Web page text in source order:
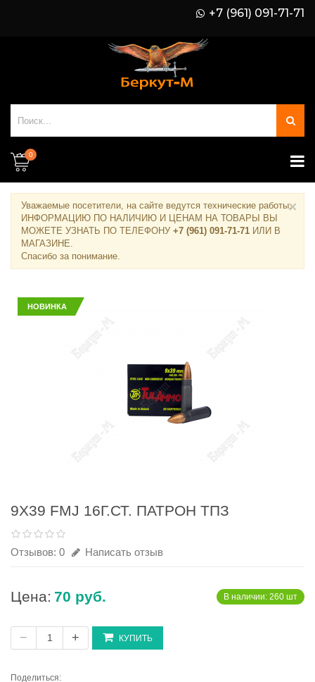
+7 (961) 091-71-71
0
Уважаемые посетители, на сайте ведутся технические работы.
ИНФОРМАЦИЮ ПО НАЛИЧИЮ И ЦЕНАМ НА ТОВАРЫ ВЫ
МОЖЕТЕ УЗНАТЬ ПО ТЕЛЕФОНУ +7 (961) 091-71-71 ИЛИ В
МАГАЗИНЕ.
Спасибо за понимание.
×
НОВИНКА
9Х39 FMJ 16Г.СТ. ПАТРОН ТПЗ
Отзывов: 0 Написать отзыв
Цена: 70 руб. В наличии: 260 шт
− + КУПИТЬ
Поделиться: